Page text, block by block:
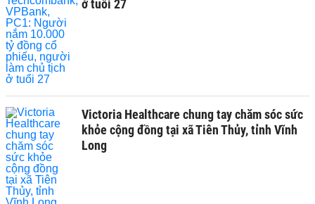
ở tuổi 27
Victoria Healthcare chung tay chăm sóc sức
khỏe cộng đồng tại xã Tiên Thủy, tỉnh Vĩnh
Long